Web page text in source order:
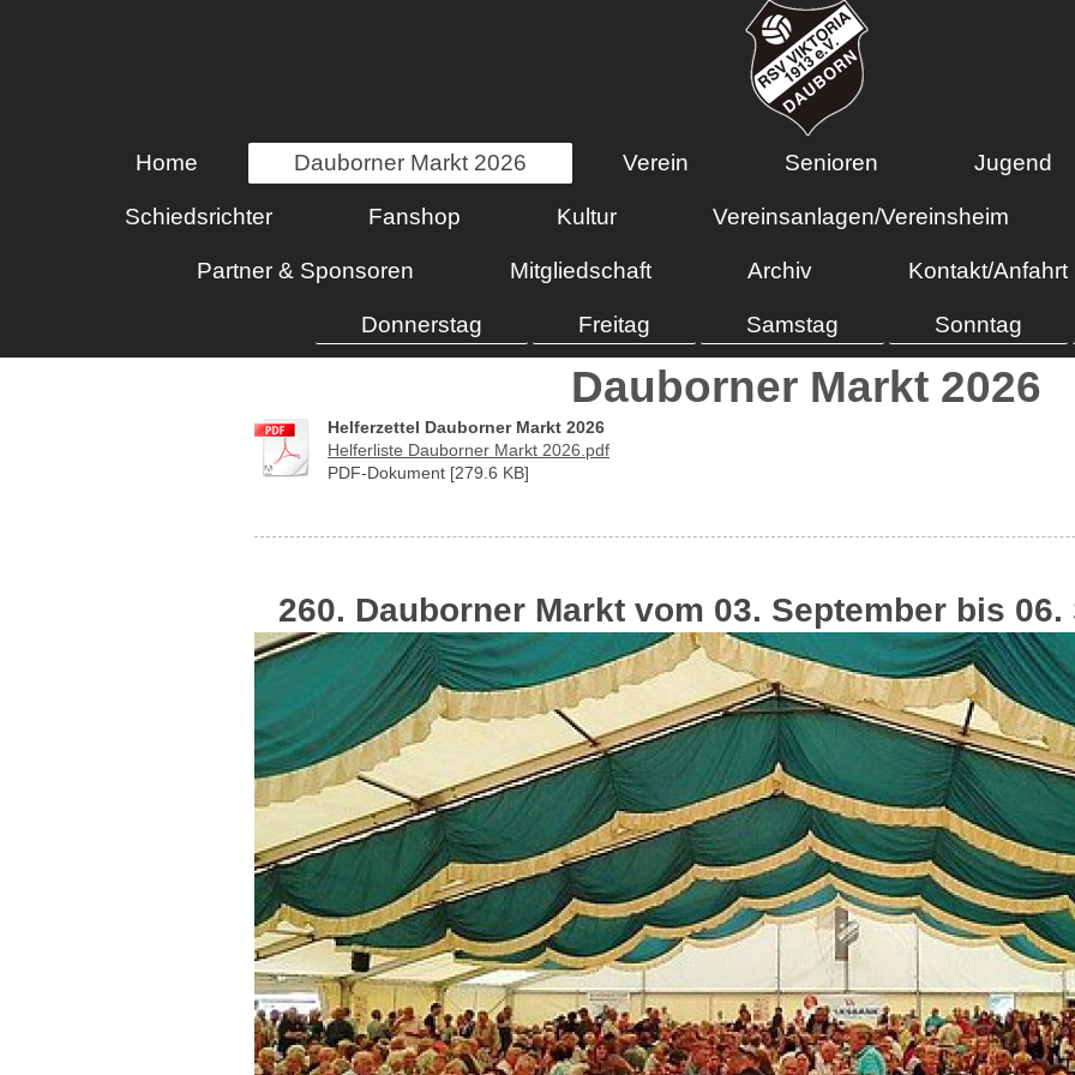
Home Dauborner Markt 2026 Verein Senioren Jugend
Schiedsrichter Fanshop Kultur Vereinsanlagen/Vereinsheim
Partner & Sponsoren Mitgliedschaft Archiv Kontakt/Anfahrt
Donnerstag Freitag Samstag Sonntag
Dauborner Markt 2026
Helferzettel Dauborner Markt 2026
Helferliste Dauborner Markt 2026.pdf
PDF-Dokument [279.6 KB]
260. Dauborner Markt vom 03. September bis 06.